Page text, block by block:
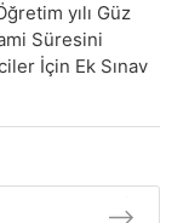
yılı Güz
Süresini
İçin Ek Sınav